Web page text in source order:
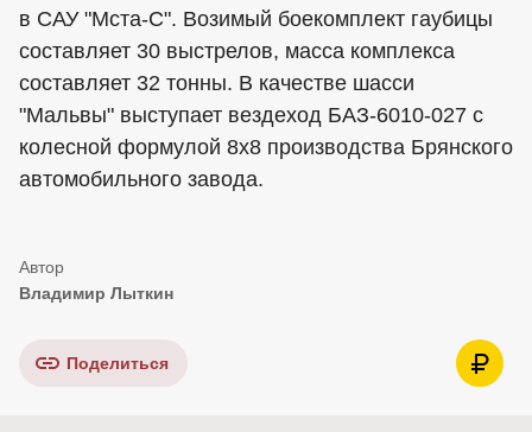
в САУ "Мста-С". Возимый боекомплект гаубицы
составляет 30 выстрелов, масса комплекса
составляет 32 тонны. В качестве шасси
"Мальвы" выступает вездеход БАЗ-6010-027 с
колесной формулой 8х8 производства Брянского
автомобильного завода.
Владимир Лыткин
Поделиться